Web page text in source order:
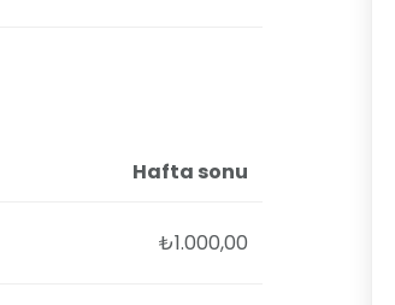
Hafta sonu
₺1.000,00